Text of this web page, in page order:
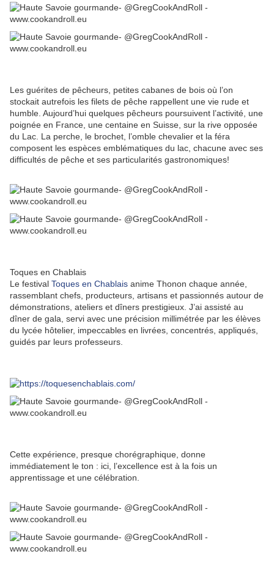
Les guérites de pêcheurs, petites cabanes de bois où l’on
stockait autrefois les filets de pêche rappellent une vie rude et
humble. Aujourd’hui quelques pêcheurs poursuivent l’activité, une
poignée en France, une centaine en Suisse, sur la rive opposée
du Lac. La perche, le brochet, l’omble chevalier et la féra
composent les espèces emblématiques du lac, chacune avec ses
difficultés de pêche et ses particularités gastronomiques!
Toques en Chablais
Le festival Toques en Chablais anime Thonon chaque année,
rassemblant chefs, producteurs, artisans et passionnés autour de
démonstrations, ateliers et dîners prestigieux. J’ai assisté au
dîner de gala, servi avec une précision millimétrée par les élèves
du lycée hôtelier, impeccables en livrées, concentrés, appliqués,
guidés par leurs professeurs.
Cette expérience, presque chorégraphique, donne
immédiatement le ton : ici, l’excellence est à la fois un
apprentissage et une célébration.